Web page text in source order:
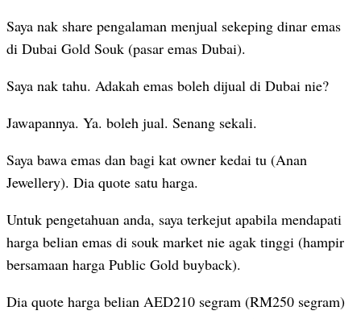
Saya nak share pengalaman menjual sekeping dinar emas
di Dubai Gold Souk (pasar emas Dubai).
Saya nak tahu. Adakah emas boleh dijual di Dubai nie?
Jawapannya. Ya. boleh jual. Senang sekali.
Saya bawa emas dan bagi kat owner kedai tu (Anan
Jewellery). Dia quote satu harga.
Untuk pengetahuan anda, saya terkejut apabila mendapati
harga belian emas di souk market nie agak tinggi (hampir
bersamaan harga Public Gold buyback).
Dia quote harga belian AED210 segram (RM250 segram)